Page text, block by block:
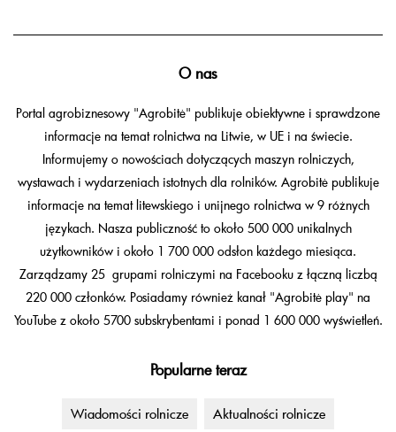
O nas
Portal agrobiznesowy "Agrobitė" publikuje obiektywne i sprawdzone
informacje na temat rolnictwa na Litwie, w UE i na świecie.
Informujemy o nowościach dotyczących maszyn rolniczych,
wystawach i wydarzeniach istotnych dla rolników. Agrobitė publikuje
informacje na temat litewskiego i unijnego rolnictwa w 9 różnych
językach. Nasza publiczność to około 500 000 unikalnych
użytkowników i około 1 700 000 odsłon każdego miesiąca.
Zarządzamy 25 grupami rolniczymi na Facebooku z łączną liczbą
220 000 członków. Posiadamy również kanał "Agrobitė play" na
YouTube z około 5700 subskrybentami i ponad 1 600 000 wyświetleń.
Popularne teraz
Wiadomości rolnicze Aktualności rolnicze